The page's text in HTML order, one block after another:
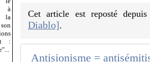
à
la
:
Cet article est reposté
Diablo].